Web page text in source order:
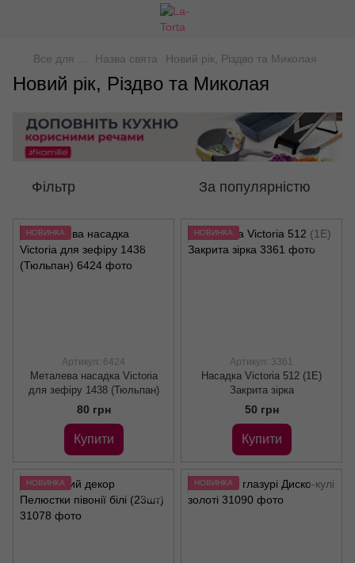
Все для ... Назва свята Новий рік, Різдво та Миколая
Новий рік, Різдво та Миколая
Фільтр За популярністю
НОВИНКА
Артикул: 6424
Металева насадка Victoria
для зефіру 1438 (Тюльпан)
80 грн
Купити
НОВИНКА
Артикул: 3361
Насадка Victoria 512 (1Е)
Закрита зірка
50 грн
Купити
НОВИНКА НОВИНКА